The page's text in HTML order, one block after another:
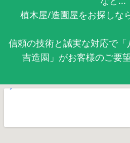
植木屋/造園屋をお探しな
信頼の技術と誠実な対応で
吉造園」がお客様のご要